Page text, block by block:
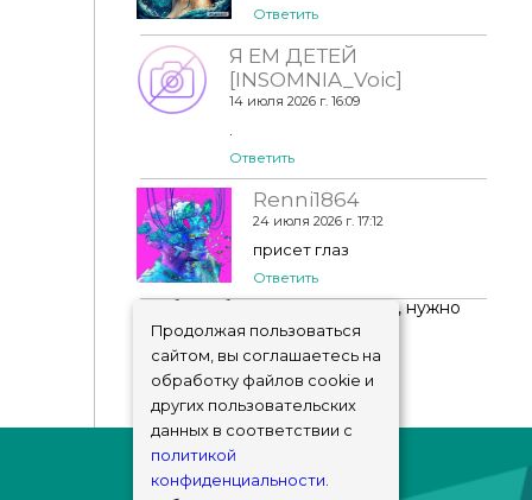
Ответить
Я ЕМ ДЕТЕЙ
[INSOMNIA_Voic]
14 июля 2026 г. 16:09
Ответить
Renni1864
24 июля 2026 г. 17:12
присет глаз
Ответить
Чтобы добавить комментарий, нужно
авторизоваться!
Продолжая пользоваться
сайтом, вы соглашаетесь на
обработку файлов cookie и
других пользовательских
данных в соответствии с
политикой
конфиденциальности.